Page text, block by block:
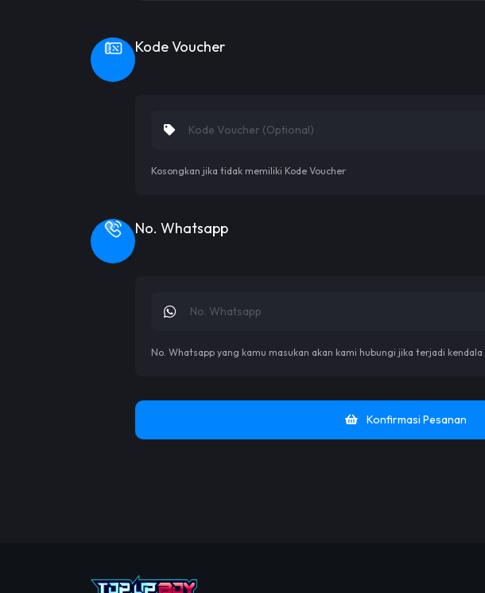
Kode Voucher
Kosongkan jika tidak memiliki Kode Voucher
No. Whatsapp
No. Whatsapp yang kamu masukan akan kami hubungi jika terjadi kendala
Konfirmasi Pesanan